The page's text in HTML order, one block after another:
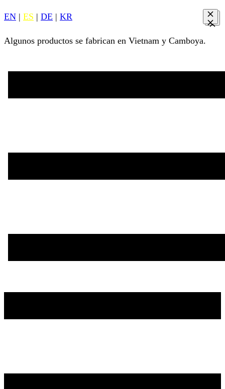
EN | ES | DE | KR
Algunos productos se fabrican en Vietnam y Camboya.